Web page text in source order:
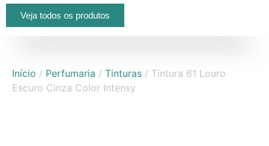
Veja todos os produtos
Início / Perfumaria / Tinturas / Tintura 61 Louro
Escuro Cinza Color Intensy